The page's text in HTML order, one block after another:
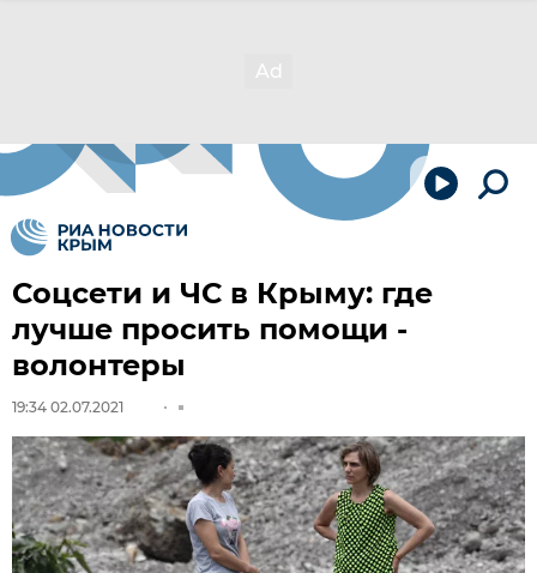
Соцсети и ЧС в Крыму: где
лучше просить помощи -
волонтеры
19:34 02.07.2021